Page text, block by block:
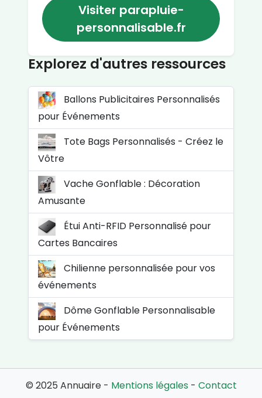
Visiter parapluie-
personnalisable.fr
Explorez d'autres ressources
Ballons Publicitaires Personnalisés
pour Événements
Tote Bags Personnalisés - Créez le
Vôtre
Vache Gonflable : Décoration
Amusante
Étui Anti-RFID Personnalisé pour
Cartes Bancaires
Chilienne personnalisée pour vos
événements
Dôme Gonflable Personnalisable
pour Événements
© 2025 Annuaire - Mentions légales- Contact